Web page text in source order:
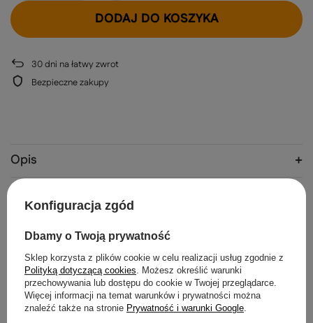
DODAJ DO KOSZYKA
30dni na łatwy zwrot
Bezpieczne zakupy
Opis
Opinie (0)
Potrzebujesz pomocy? Masz pytania?
Konfiguracja zgód
Dbamy o Twoją prywatność
Sklep korzysta z plików cookie w celu realizacji usług zgodnie z
Polityką dotyczącą cookies. Możesz określić warunki
przechowywania lub dostępu do cookie w Twojej przeglądarce.
Więcej informacji na temat warunków i prywatności można
znaleźć także na stronie Prywatność i warunki Google.